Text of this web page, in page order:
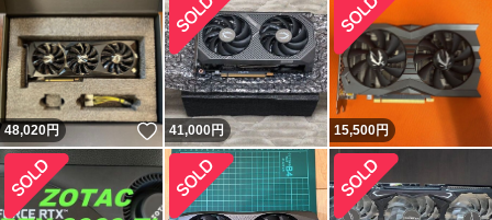
48,020円 いいね！
41,000円 15,500円